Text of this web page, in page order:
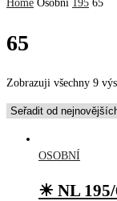
Home Osobní 195 65
65
Zobrazuji všechny 9
OSOBNÍ
☀ NL